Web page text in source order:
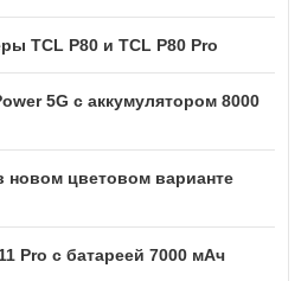
TCL P80 и TCL P80 Pro
5G с аккумулятором 8000
новом цветовом варианте
Pro с батареей 7000 мАч